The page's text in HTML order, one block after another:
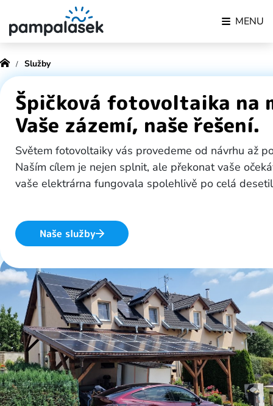
MENU
Služby
Špičková fotovoltaika na
Vaše zázemí, naše řešení.
Světem fotovoltaiky vás provedeme od návrhu až
Naším cílem je nejen splnit, ale překonat vaše
vaše elektrárna fungovala spolehlivě po celá
Naše služby